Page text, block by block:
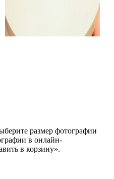
размер фотографии
в онлайн-
в корзину».